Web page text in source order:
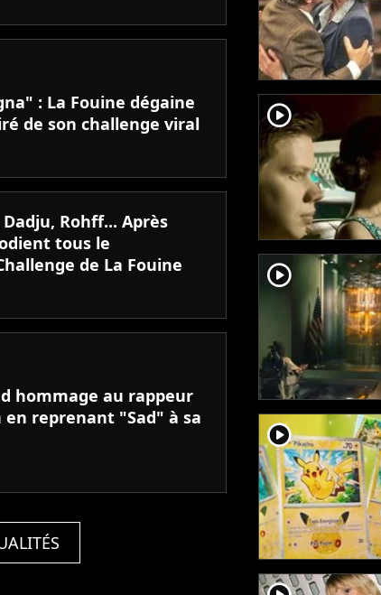
: La Fouine dégaine
de son challenge viral
Rohff... Après
tous le
de La Fouine
hommage au rappeur
en reprenant "Sad" à sa
player2
player2
player2